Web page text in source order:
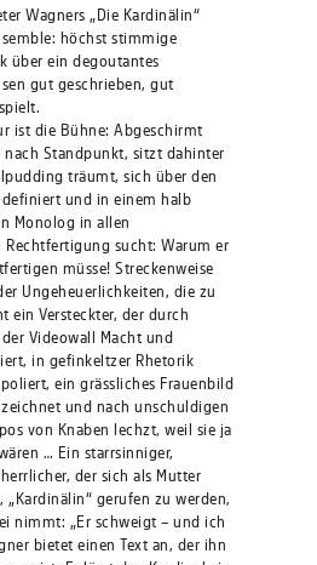
Wagners „Die Kardinälin“
höchst stimmige
über ein degoutantes
gut geschrieben, gut
ist die Bühne: Abgeschirmt
Standpunkt, sitzt dahinter
träumt, sich über den
definiert und in einem halb
Monolog in allen
sucht: Warum er
müsse! Streckenweise
Ungeheuerlichkeiten, die zu
ein Versteckter, der durch
Videowall Macht und
in gefinkeltzer Rhetorik
ein grässliches Frauenbild
und nach unschuldigen
von Knaben lechzt, weil sie ja
… Ein starrsinniger,
der sich als Mutter
„Kardinälin“ gerufen zu werden,
nimmt: „Er schweigt – und ich
bietet einen Text an, der ihn